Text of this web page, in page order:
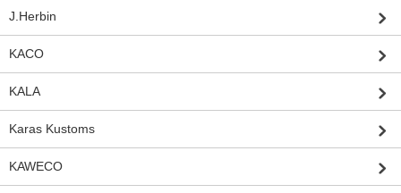
J.Herbin
KACO
KALA
Karas Kustoms
KAWECO